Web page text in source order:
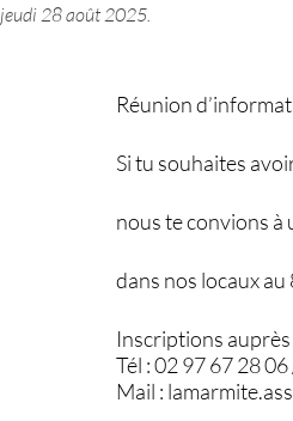
jeudi 28 août 2025.
Réunion
Si tu souhaites
nous te convions à
dans nos locaux
Inscriptions
Tél : 02 97 67 28
Mail :